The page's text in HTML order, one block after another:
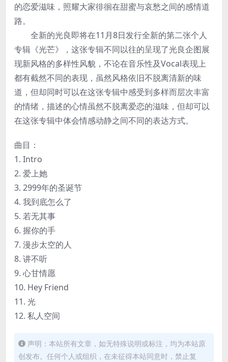
的恋爱滋味，照耀大家徘徊在甜蜜与哀愁之间的感情道
路。
全新的光良即将在11月8日发行全新的第二张个人
专辑《光芒》，这张专辑不同以往的呈现了光良企图展
现新风格的多样性风貌，不论在音乐性及Vocal表现上
都有截然不同的表现，虽然风格依旧不脱离清新的味
道，但却同时可以在这张专辑中感受到多样而层次丰富
的情绪，描述的心情虽然不脱离爱恋的滋味，但却可以
在这张专辑中体会情感动静之间不同的表达方式。
曲目：
1. Intro
2. 爱上她
3. 2999年的圣诞节
4. 我到底怎么了
5. 若无其事
6. 握你的手
7. 漫步太空的人
8. 讲不听
9. 心甘情愿
10. Hey Friend
11. 光
12. 私人空间
声明：本站所有文章，如无特殊说明或标注，均为本站原
创发布。任何个人或组织，在未征得本站同意时，禁止复